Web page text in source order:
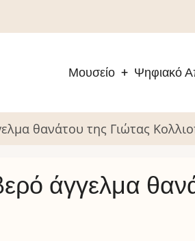
Μουσείο Ψηφιακό
θανάτου της Γιώτας
άγγελμα